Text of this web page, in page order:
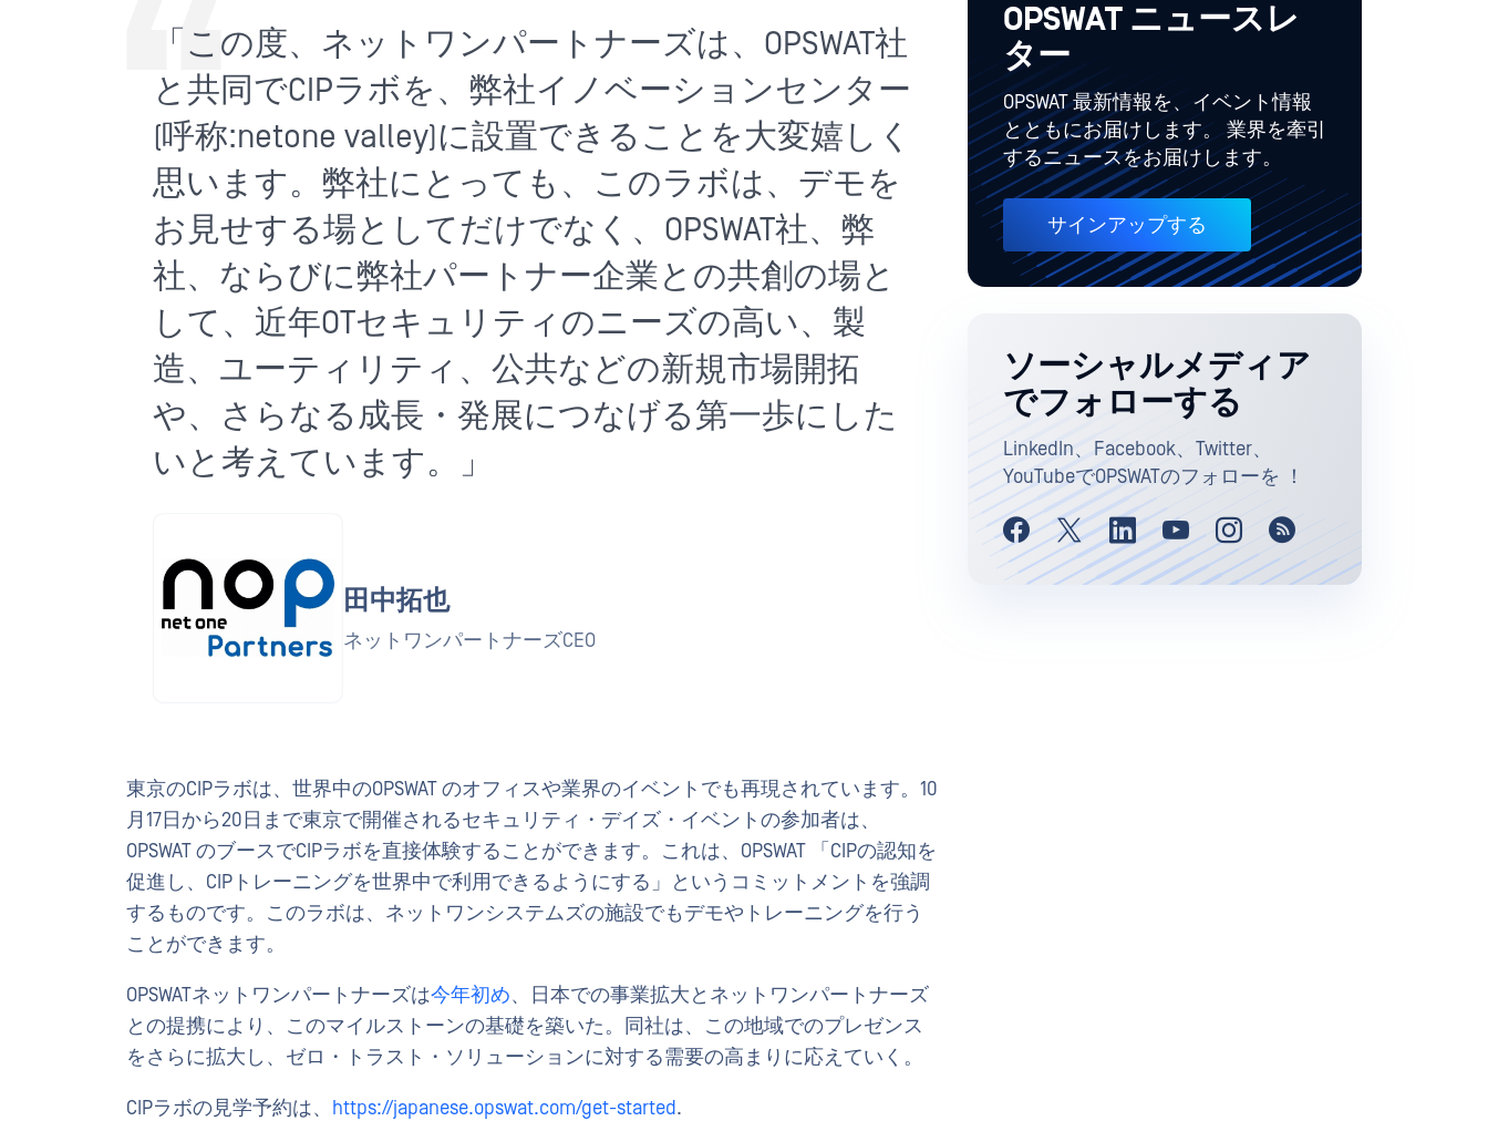
「この度、ネットワンパートナーズは、OPSWAT社
と共同でCIPラボを、弊社イノベーションセンター
(呼称:netone valley)に設置できることを大変嬉しく
思います。弊社にとっても、このラボは、デモを
お見せする場としてだけでなく、OPSWAT社、弊
社、ならびに弊社パートナー企業との共創の場と
して、近年OTセキュリティのニーズの高い、製
造、ユーティリティ、公共などの新規市場開拓
や、さらなる成長・発展につなげる第一歩にした
いと考えています。」
田中拓也
ネットワンパートナーズCEO
東京のCIPラボは、世界中のOPSWAT のオフィスや業界のイベントでも再現されています。10
月17日から20日まで東京で開催されるセキュリティ・デイズ・イベントの参加者は、
OPSWAT のブースでCIPラボを直接体験することができます。これは、OPSWAT 「CIPの認知を
促進し、CIPトレーニングを世界中で利用できるようにする」というコミットメントを強調
するものです。このラボは、ネットワンシステムズの施設でもデモやトレーニングを行う
ことができます。
OPSWATネットワンパートナーズは今年初め、日本での事業拡大とネットワンパートナーズ
との提携により、このマイルストーンの基礎を築いた。同社は、この地域でのプレゼンス
をさらに拡大し、ゼロ・トラスト・ソリューションに対する需要の高まりに応えていく。
CIPラボの見学予約は、 https://japanese.opswat.com/get-started.
OPSWAT ニュースレ
ター
OPSWAT 最新情報を、イベント情報
とともにお届けします。 業界を牽引
するニュースをお届けします。
サインアップする
ソーシャルメディア
でフォローする
LinkedIn、Facebook、Twitter、
YouTubeでOPSWATのフォローを ！